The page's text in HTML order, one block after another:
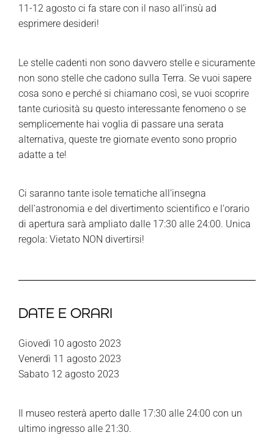
11-12 agosto ci fa stare con il naso all’insù ad
esprimere desideri!
Le stelle cadenti non sono davvero stelle e sicuramente
non sono stelle che cadono sulla Terra. Se vuoi sapere
cosa sono e perché si chiamano così, se vuoi scoprire
tante curiosità su questo interessante fenomeno o se
semplicemente hai voglia di passare una serata
alternativa, queste tre giornate evento sono proprio
adatte a te!
Ci saranno tante isole tematiche all’insegna
dell’astronomia e del divertimento scientifico e l‘orario
di apertura sarà ampliato dalle 17:30 alle 24:00. Unica
regola: Vietato NON divertirsi!
DATE E ORARI
Giovedì 10 agosto 2023
Venerdì 11 agosto 2023
Sabato 12 agosto 2023
Il museo resterà aperto dalle 17:30 alle 24:00 con un
ultimo ingresso alle 21:30.